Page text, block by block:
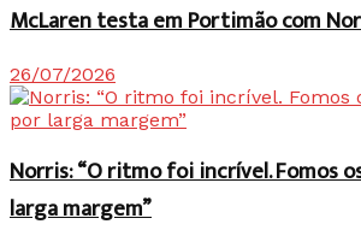
McLaren testa em Portimão com
26/07/2026
Norris: “O ritmo foi incrível. Fomos
larga margem”